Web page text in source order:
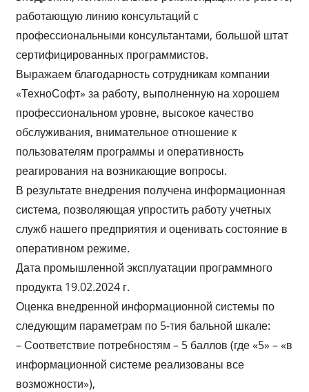
работающую линию консультаций с
профессиональными консультантами, большой штат
сертифицированных программистов.
Выражаем благодарность сотрудникам компании
«ТехноСофт» за работу, выполненную на хорошем
профессиональном уровне, высокое качество
обслуживания, внимательное отношение к
пользователям программы и оперативность
реагирования на возникающие вопросы.
В результате внедрения получена информационная
система, позволяющая упростить работу учетных
служб нашего предприятия и оценивать состояние в
оперативном режиме.
Дата промышленной эксплуатации программного
продукта 19.02.2024 г.
Оценка внедренной информационной системы по
следующим параметрам по 5-тия бальной шкале:
– Соответствие потребностям – 5 баллов (где «5» – «в
информационной системе реализованы все
возможности»),